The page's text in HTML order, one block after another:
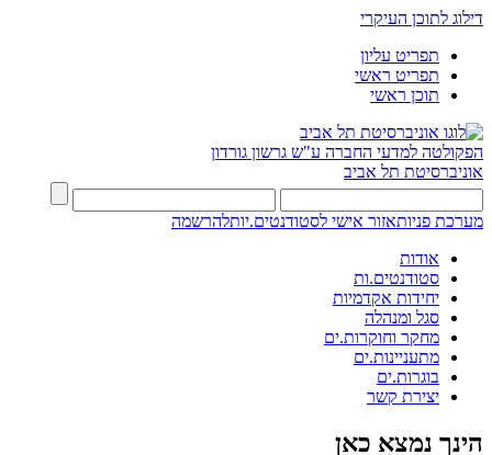
דילוג לתוכן העיקרי
תפריט עליון
תפריט ראשי
תוכן ראשי
הפקולטה למדעי החברה ע"ש גרשון גורדון
אוניברסיטת תל אביב
מערכת פניותאזור אישי לסטודנטים.יותלהרשמה
אודות
סטודנטים.ות
יחידות אקדמיות
סגל ומנהלה
מחקר וחוקרות.ים
מתעניינות.ים
בוגרות.ים
יצירת קשר
הינך נמצא כאן